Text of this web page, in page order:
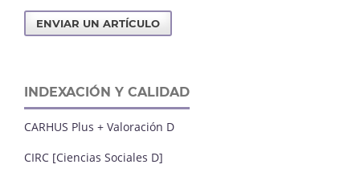
ENVIAR UN ARTÍCULO
INDEXACIÓN Y CALIDAD
CARHUS Plus + Valoración D
CIRC [Ciencias Sociales D]